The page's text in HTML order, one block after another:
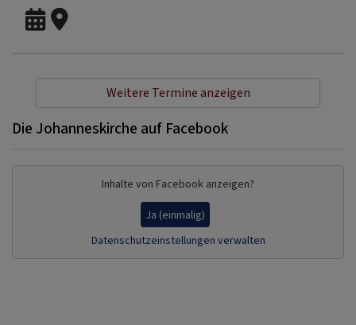
Weitere Termine anzeigen
Die Johanneskirche auf Facebook
Inhalte von Facebook anzeigen?
Ja (einmalig)
Datenschutzeinstellungen verwalten